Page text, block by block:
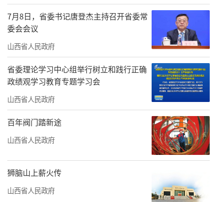
不缺苗，实现了精准播种，保证了出苗率。”5
月18日，在大同市平城区西谷庄村的“北斗+智
慧农业”玉米试验田，大同市雨泽农业科技有
限公司负责人吉子平边查看玉米长势边向记者
介绍。
据了解，按照农业农村部信息中心安排，
今年大同市承担全国“北斗+智慧农业”大面积
提高玉米单产试点。为提高粮食生产科技含
量，在玉米播种过程中，大同市平城区大量使
用新品种、新农机、新技术，实现良田、良
种、良机、良法、良制“五良”配套，为稳定
粮食产量打下了坚实基础。
7月8日，省委书记唐登杰主持召开省委常
委会会议
山西省人民政府
省委理论学习中心组举行树立和践行正确
政绩观学习教育专题学习会
山西省人民政府
百年阀门踏新途
山西省人民政府
狮脑山上薪火传
山西省人民政府